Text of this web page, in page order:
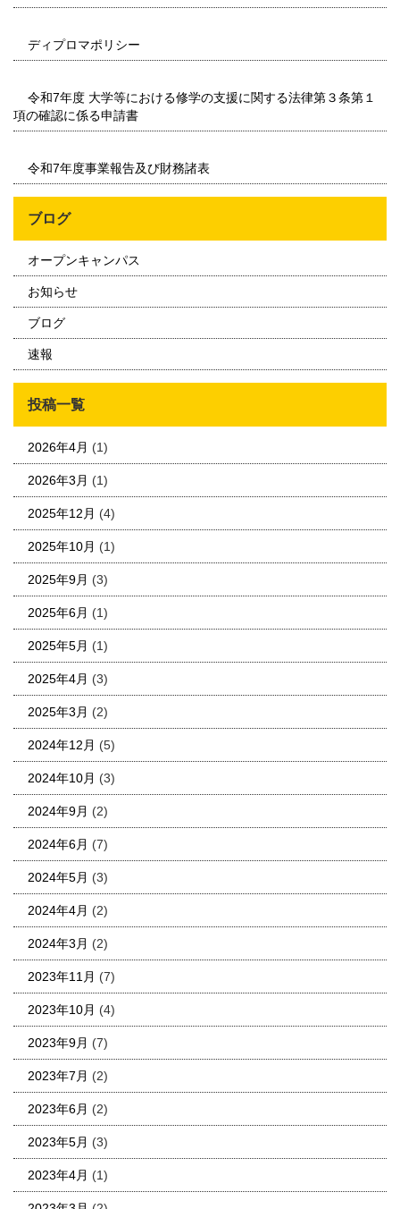
ディプロマポリシー
令和7年度 大学等における修学の支援に関する法律第３条第１
項の確認に係る申請書
令和7年度事業報告及び財務諸表
ブログ
オープンキャンパス
お知らせ
ブログ
速報
投稿一覧
2026年4月 (1)
2026年3月 (1)
2025年12月 (4)
2025年10月 (1)
2025年9月 (3)
2025年6月 (1)
2025年5月 (1)
2025年4月 (3)
2025年3月 (2)
2024年12月 (5)
2024年10月 (3)
2024年9月 (2)
2024年6月 (7)
2024年5月 (3)
2024年4月 (2)
2024年3月 (2)
2023年11月 (7)
2023年10月 (4)
2023年9月 (7)
2023年7月 (2)
2023年6月 (2)
2023年5月 (3)
2023年4月 (1)